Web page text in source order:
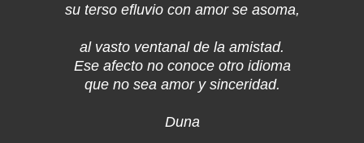
su terso efluvio con amor se asoma,
al vasto ventanal de la amistad.
Ese afecto no conoce otro idioma
que no sea amor y sinceridad.
Duna